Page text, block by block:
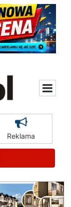
Reklama